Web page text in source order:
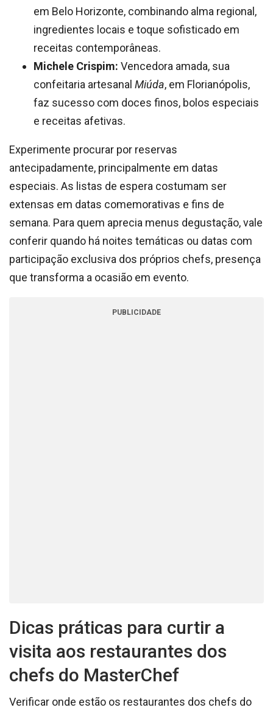
em Belo Horizonte, combinando alma regional,
ingredientes locais e toque sofisticado em
receitas contemporâneas.
Michele Crispim: Vencedora amada, sua
confeitaria artesanal Miúda, em Florianópolis,
faz sucesso com doces finos, bolos especiais
e receitas afetivas.
Experimente procurar por reservas
antecipadamente, principalmente em datas
especiais. As listas de espera costumam ser
extensas em datas comemorativas e fins de
semana. Para quem aprecia menus degustação, vale
conferir quando há noites temáticas ou datas com
participação exclusiva dos próprios chefs, presença
que transforma a ocasião em evento.
PUBLICIDADE
Dicas práticas para curtir a
visita aos restaurantes dos
chefs do MasterChef
Verificar onde estão os restaurantes dos chefs do